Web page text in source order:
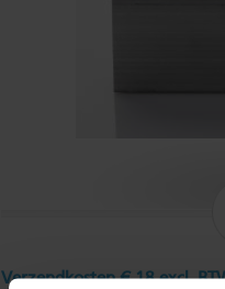
Verzendkosten € 18 excl.